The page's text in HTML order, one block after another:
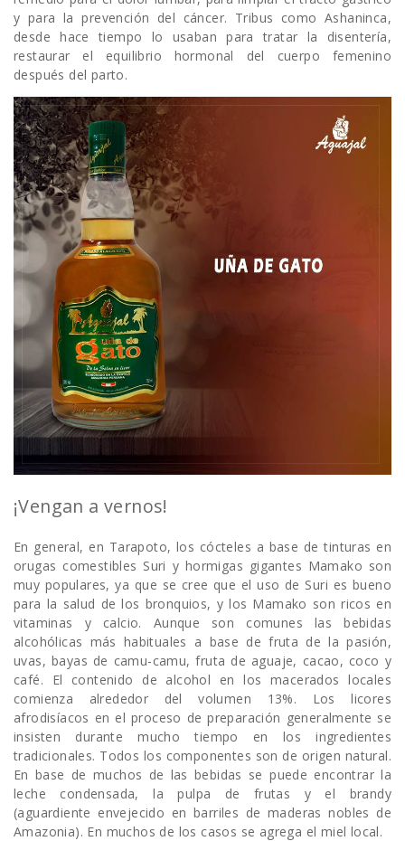
y para la prevención del cáncer. Tribus como Ashaninca,
desde hace tiempo lo usaban para tratar la disentería,
restaurar el equilibrio hormonal del cuerpo femenino
después del parto.
¡Vengan a vernos!
En general, en Tarapoto, los cócteles a base de tinturas en
orugas comestibles Suri y hormigas gigantes Mamako son
muy populares, ya que se cree que el uso de Suri es bueno
para la salud de los bronquios, y los Mamako son ricos en
vitaminas y calcio. Aunque son comunes las bebidas
alcohólicas más habituales a base de fruta de la pasión,
uvas, bayas de camu-camu, fruta de aguaje, cacao, coco y
café. El contenido de alcohol en los macerados locales
comienza alrededor del volumen 13%. Los licores
afrodisíacos en el proceso de preparación generalmente se
insisten durante mucho tiempo en los ingredientes
tradicionales. Todos los componentes son de origen natural.
En base de muchos de las bebidas se puede encontrar la
leche condensada, la pulpa de frutas y el brandy
(aguardiente envejecido en barriles de maderas nobles de
Amazonia). En muchos de los casos se agrega el miel local.